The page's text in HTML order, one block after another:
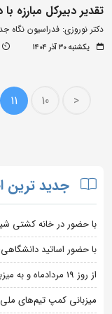
تقدیر دبیرکل مبارزه
دکتر نوروزی: فدراسیون نگاه
یکشنبه ۳۰ آذر ۱۴۰۴
<
10
11
جدید ترین
با حضور در خانه کشتی
با حضور اساتید
از روز 19 مردادماه و به میزبانی کمپ تیم های ملی؛
میزبانی کمپ تیم‌های